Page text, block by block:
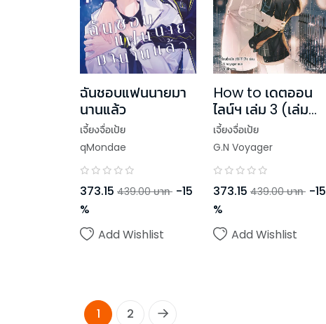
ฉันชอบแฟนนายมา
นานแล้ว
เจี้ยงจื่อเป้ย
qMondae
373.15 439.00 บาท -15
%
Add Wishlist
How to เดตออน
ไลน์ฯ เล่ม 3 (เล่ม
จบ)
เจี้ยงจื่อเป้ย
G.N Voyager
373.15 439.00 บาท -15
%
Add Wishlist
1 2